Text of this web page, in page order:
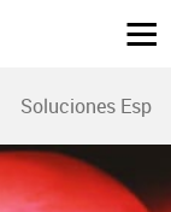
Soluciones